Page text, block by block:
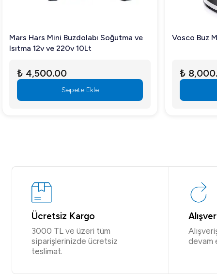
Mars Hars Mini Buzdolabı Soğutma ve
Isıtma 12v ve 220v 10Lt
₺ 4,500.00
Sepete Ekle
Vosco Buz
₺
Ücretsiz Kargo
3000 TL ve üzeri tüm
siparişlerinizde ücretsiz
teslimat.
devam